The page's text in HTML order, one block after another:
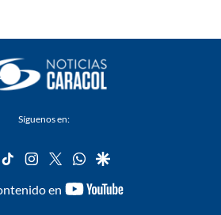
Síguenos en:
tiktok instagram
twitterwhatsapp
google
en
youtube-